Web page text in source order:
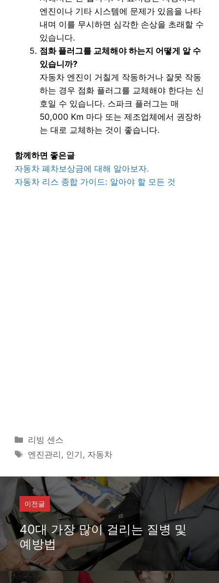
엔진이나 기타 시스템에 문제가 있음을 나타
내며 이를 무시하면 심각한 손상을 초래할 수
있습니다.
점화 플러그를 교체해야 하는지 어떻게 알 수
있습니까?
자동차 엔진이 거칠게 작동하거나 잘못 작동
하는 경우 점화 플러그를 교체해야 한다는 신
호일 수 있습니다. 스파크 플러그는 매
50,000 Km 마다 또는 제조업체에서 권장하
는 대로 교체하는 것이 좋습니다.
함께하면 좋은글
자동차 폐차보상금에 대해 알아보자.
자동차 리스 종합 가이드: 알아야 할 모든 것
카
테
리
리빙 센스
태
엔진관리 , 인기 , 자동차
이전글
40대 가장 많이 걸리는 질병 및
예방법